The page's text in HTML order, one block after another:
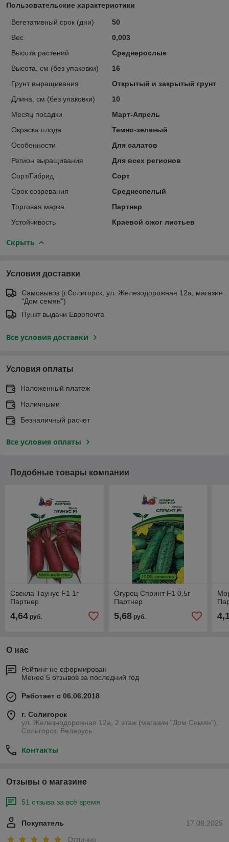
Пользовательские характеристики
Вегетативный срок (дни)
50
Вес
0,003
Высота растений
Среднерослые
Высота, см (без упаковки)
16
Грунт выращивания
Открытый и закрытый грунт
Длина, см (без упаковки)
10
Месяц посадки
Март-Апрель
Окраска плода
Темно-зеленый
Особенности
Для салатов
Регион выращивания
Для всех регионов
Сорт/Гибрид
Сорт
Срок созревания
Среднеспелый
Торговая марка
Партнер
Устойчивость
Краевой ожог листьев
Скрыть
Условия доставки
Самовывоз (г.Солигорск, ул. Железодорожная 12а, магазин
"Дом семян")
Пункт выдачи Европочта
Все условия доставки
Условия оплаты
Наложенный платеж
Наличными
Безналичный расчет
Все условия оплаты
Подобные товары компании
Свекла Таунус F1 1г
Партнер
4,64 руб.
Огурец Спринт F1 0,5г
Партнер
5,68руб.
О нас
Рейтинг не сформирован
Менее 5 отзывов за последний год
Работает с 06.06.2018
г. Солигорск
ул. Железнодорожная 12а, 2 этаж (магазин "Дом Семян"),
Солигорск, Беларусь
Контакты
Отзывы о магазине
51 отзыва за всё время
17.08.2025
Покупатель
Отлично